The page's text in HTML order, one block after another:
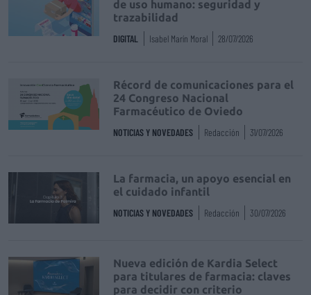
de uso humano: seguridad y
trazabilidad
DIGITAL Isabel Marín Moral 28/07/2026
Récord de comunicaciones para el
24 Congreso Nacional
Farmacéutico de Oviedo
NOTICIAS Y NOVEDADES Redacción 31/07/2026
La farmacia, un apoyo esencial en
el cuidado infantil
NOTICIAS Y NOVEDADES Redacción 30/07/2026
Nueva edición de Kardia Select
para titulares de farmacia: claves
para decidir con criterio